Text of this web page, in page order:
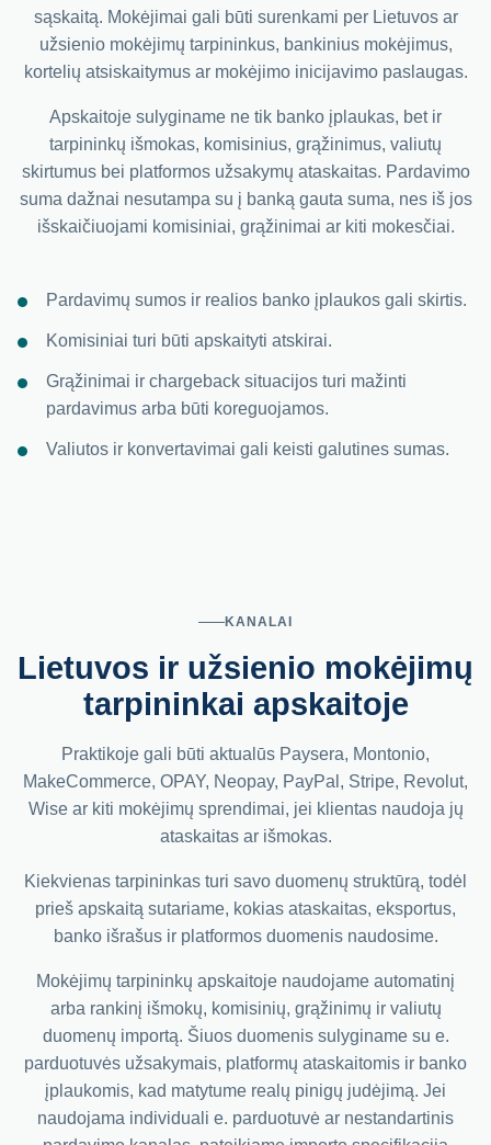
sąskaitą. Mokėjimai gali būti surenkami per Lietuvos ar
užsienio mokėjimų tarpininkus, bankinius mokėjimus,
kortelių atsiskaitymus ar mokėjimo inicijavimo paslaugas.
Apskaitoje sulyginame ne tik banko įplaukas, bet ir
tarpininkų išmokas, komisinius, grąžinimus, valiutų
skirtumus bei platformos užsakymų ataskaitas. Pardavimo
suma dažnai nesutampa su į banką gauta suma, nes iš jos
išskaičiuojami komisiniai, grąžinimai ar kiti mokesčiai.
Pardavimų sumos ir realios banko įplaukos gali skirtis.
Komisiniai turi būti apskaityti atskirai.
Grąžinimai ir chargeback situacijos turi mažinti
pardavimus arba būti koreguojamos.
Valiutos ir konvertavimai gali keisti galutines sumas.
KANALAI
Lietuvos ir užsienio mokėjimų
tarpininkai apskaitoje
Praktikoje gali būti aktualūs Paysera, Montonio,
MakeCommerce, OPAY, Neopay, PayPal, Stripe, Revolut,
Wise ar kiti mokėjimų sprendimai, jei klientas naudoja jų
ataskaitas ar išmokas.
Kiekvienas tarpininkas turi savo duomenų struktūrą, todėl
prieš apskaitą sutariame, kokias ataskaitas, eksportus,
banko išrašus ir platformos duomenis naudosime.
Mokėjimų tarpininkų apskaitoje naudojame automatinį
arba rankinį išmokų, komisinių, grąžinimų ir valiutų
duomenų importą. Šiuos duomenis sulyginame su e.
parduotuvės užsakymais, platformų ataskaitomis ir banko
įplaukomis, kad matytume realų pinigų judėjimą. Jei
naudojama individuali e. parduotuvė ar nestandartinis